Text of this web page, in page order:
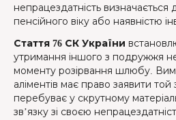
непрацездатність визначається
пенсійного віку або наявністю
Стаття 76 СК України
утримання іншого з подружжя
моменту розірвання шлюбу.
аліментів має право заявити
перебуває у скрутному
зв’язку зі своєю